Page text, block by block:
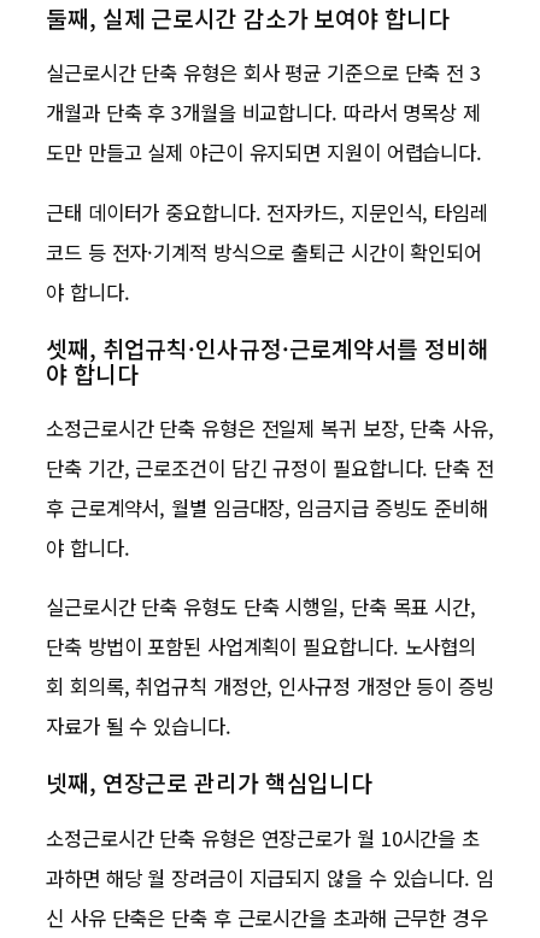
둘째, 실제 근로시간 감소가 보여야 합니다
실근로시간 단축 유형은 회사 평균 기준으로 단축 전 3
개월과 단축 후 3개월을 비교합니다. 따라서 명목상 제
도만 만들고 실제 야근이 유지되면 지원이 어렵습니다.
근태 데이터가 중요합니다. 전자카드, 지문인식, 타임레
코드 등 전자·기계적 방식으로 출퇴근 시간이 확인되어
야 합니다.
셋째, 취업규칙·인사규정·근로계약서를 정비해
야 합니다
소정근로시간 단축 유형은 전일제 복귀 보장, 단축 사유,
단축 기간, 근로조건이 담긴 규정이 필요합니다. 단축 전
후 근로계약서, 월별 임금대장, 임금지급 증빙도 준비해
야 합니다.
실근로시간 단축 유형도 단축 시행일, 단축 목표 시간,
단축 방법이 포함된 사업계획이 필요합니다. 노사협의
회 회의록, 취업규칙 개정안, 인사규정 개정안 등이 증빙
자료가 될 수 있습니다.
넷째, 연장근로 관리가 핵심입니다
소정근로시간 단축 유형은 연장근로가 월 10시간을 초
과하면 해당 월 장려금이 지급되지 않을 수 있습니다. 임
신 사유 단축은 단축 후 근로시간을 초과해 근무한 경우